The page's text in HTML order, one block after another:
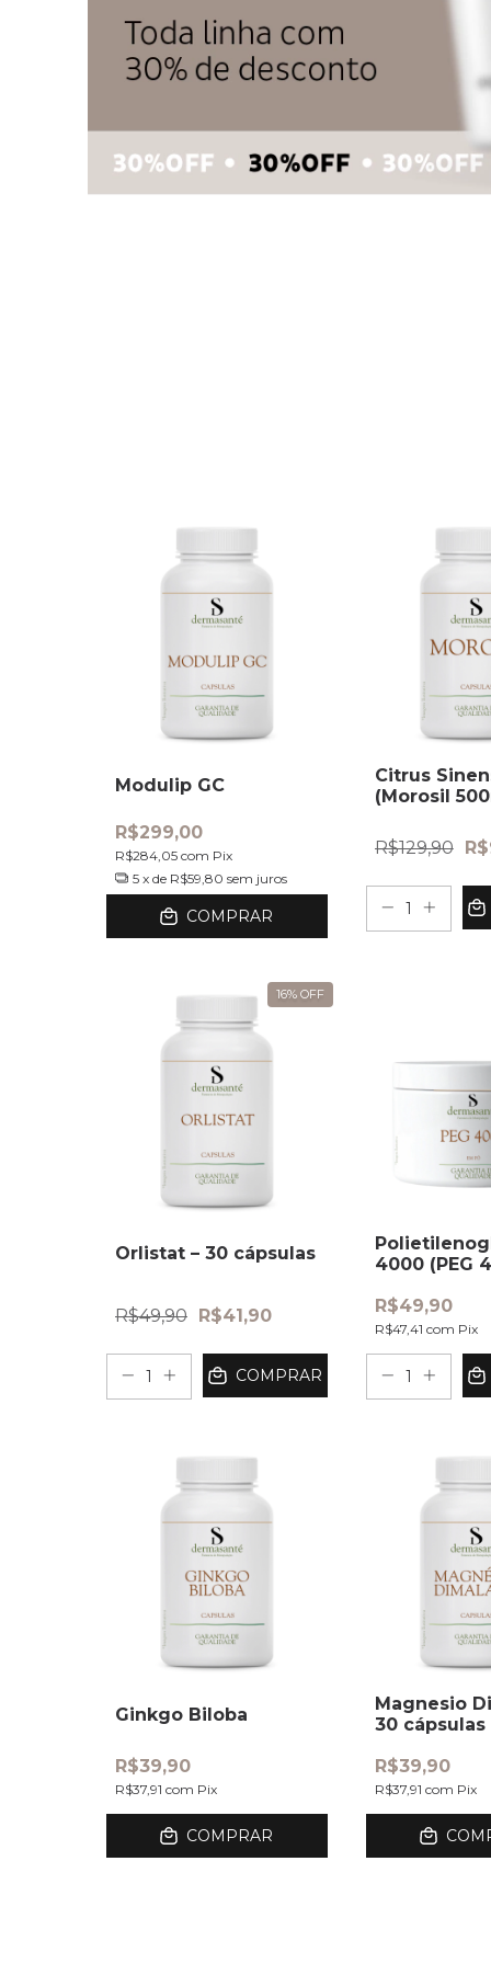
Modulip GC
R$299,00
R$284,05 com Pix
5 x de R$59,80 sem juros
COMPRAR
Citrus
(Morosil
R$129,90
16% OFF
Orlistat – 30 cápsulas
R$49,90 R$41,90
COMPRAR
4000 (PEG
R$49,90
R$47,41 com Pix
Ginkgo Biloba
R$39,90
R$37,91 com Pix
COMPRAR
Magnesio
30 cápsulas
R$39,90
R$37,91 com Pix